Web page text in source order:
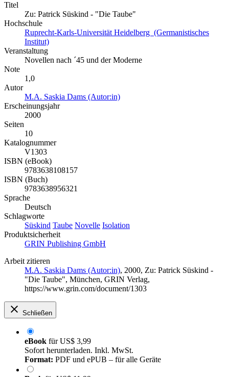
Titel
Zu: Patrick Süskind - "Die Taube"
Hochschule
Ruprecht-Karls-Universität Heidelberg (Germanistisches
Institut)
Veranstaltung
Novellen nach ´45 und der Moderne
Note
1,0
Autor
M.A. Saskia Dams (Autor:in)
Erscheinungsjahr
2000
Seiten
10
Katalognummer
V1303
ISBN (eBook)
9783638108157
ISBN (Buch)
9783638956321
Sprache
Deutsch
Schlagworte
Süskind Taube Novelle Isolation
Produktsicherheit
GRIN Publishing GmbH
Arbeit zitieren
M.A. Saskia Dams (Autor:in), 2000, Zu: Patrick Süskind -
"Die Taube", München, GRIN Verlag,
https://www.grin.com/document/1303
Schließen
eBook fürUS$ 3,99
Sofort herunterladen. Inkl. MwSt.
Format: PDF und ePUB – für alle Geräte